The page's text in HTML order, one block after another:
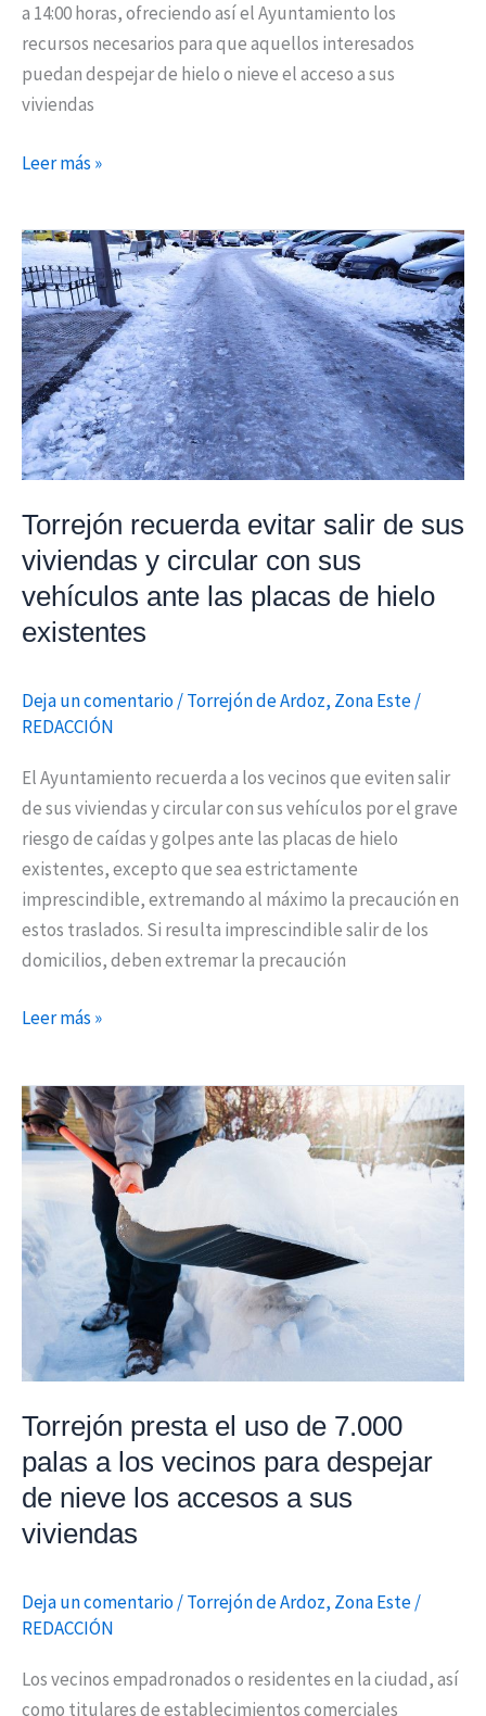
a 14:00 horas, ofreciendo así el Ayuntamiento los
recursos necesarios para que aquellos interesados
puedan despejar de hielo o nieve el acceso a sus
viviendas
Leer más »
Torrejón recuerda evitar salir de sus
viviendas y circular con sus
vehículos ante las placas de hielo
existentes
Deja un comentario/Torrejón de Ardoz, Zona Este/
REDACCIÓN
El Ayuntamiento recuerda a los vecinos que eviten salir
de sus viviendas y circular con sus vehículos por el grave
riesgo de caídas y golpes ante las placas de hielo
existentes, excepto que sea estrictamente
imprescindible, extremando al máximo la precaución en
estos traslados. Si resulta imprescindible salir de los
domicilios, deben extremar la precaución
Torrejón
recuerda
evitar
salir
de
sus
viviendas
y
circular
con
sus
vehículos
ante
las
de
hielo
Leer más »
Torrejón presta el uso de 7.000
palas a los vecinos para despejar
de nieve los accesos a sus
viviendas
Deja un comentario/Torrejón de Ardoz, Zona Este/
REDACCIÓN
Los vecinos empadronados o residentes en la ciudad, así
como titulares de establecimientos comerciales
Torrejón
presta
el
de
7.000
palas
vecinos
despejar
de
nieve
los
sus